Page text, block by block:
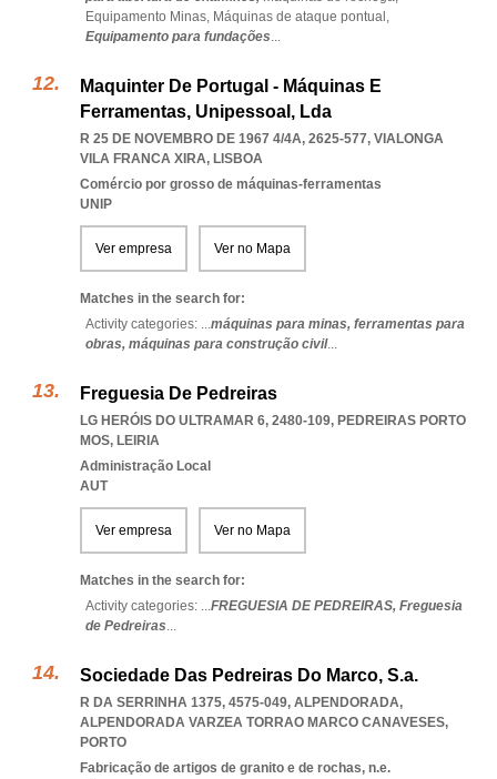
Equipamento Minas, Máquinas de ataque pontual,
Equipamento para fundações...
Maquinter De Portugal - Máquinas E
Ferramentas, Unipessoal, Lda
R 25 DE NOVEMBRO DE 1967 4/4A, 2625-577, VIALONGA
VILA FRANCA XIRA, LISBOA
Comércio por grosso de máquinas-ferramentas
UNIP
Ver empresa Ver no Mapa
Matches in the search for:
Activity categories: ...máquinas para minas, ferramentas para
obras, máquinas para construção civil...
Freguesia De Pedreiras
LG HERÓIS DO ULTRAMAR 6, 2480-109, PEDREIRAS PORTO
MOS, LEIRIA
Administração Local
AUT
Ver empresa Ver no Mapa
Matches in the search for:
Activity categories: ...FREGUESIA DE PEDREIRAS, Freguesia
de Pedreiras...
Sociedade Das Pedreiras Do Marco, S.a.
R DA SERRINHA 1375, 4575-049, ALPENDORADA,
ALPENDORADA VARZEA TORRAO MARCO CANAVESES,
PORTO
Fabricação de artigos de granito e de rochas, n.e.